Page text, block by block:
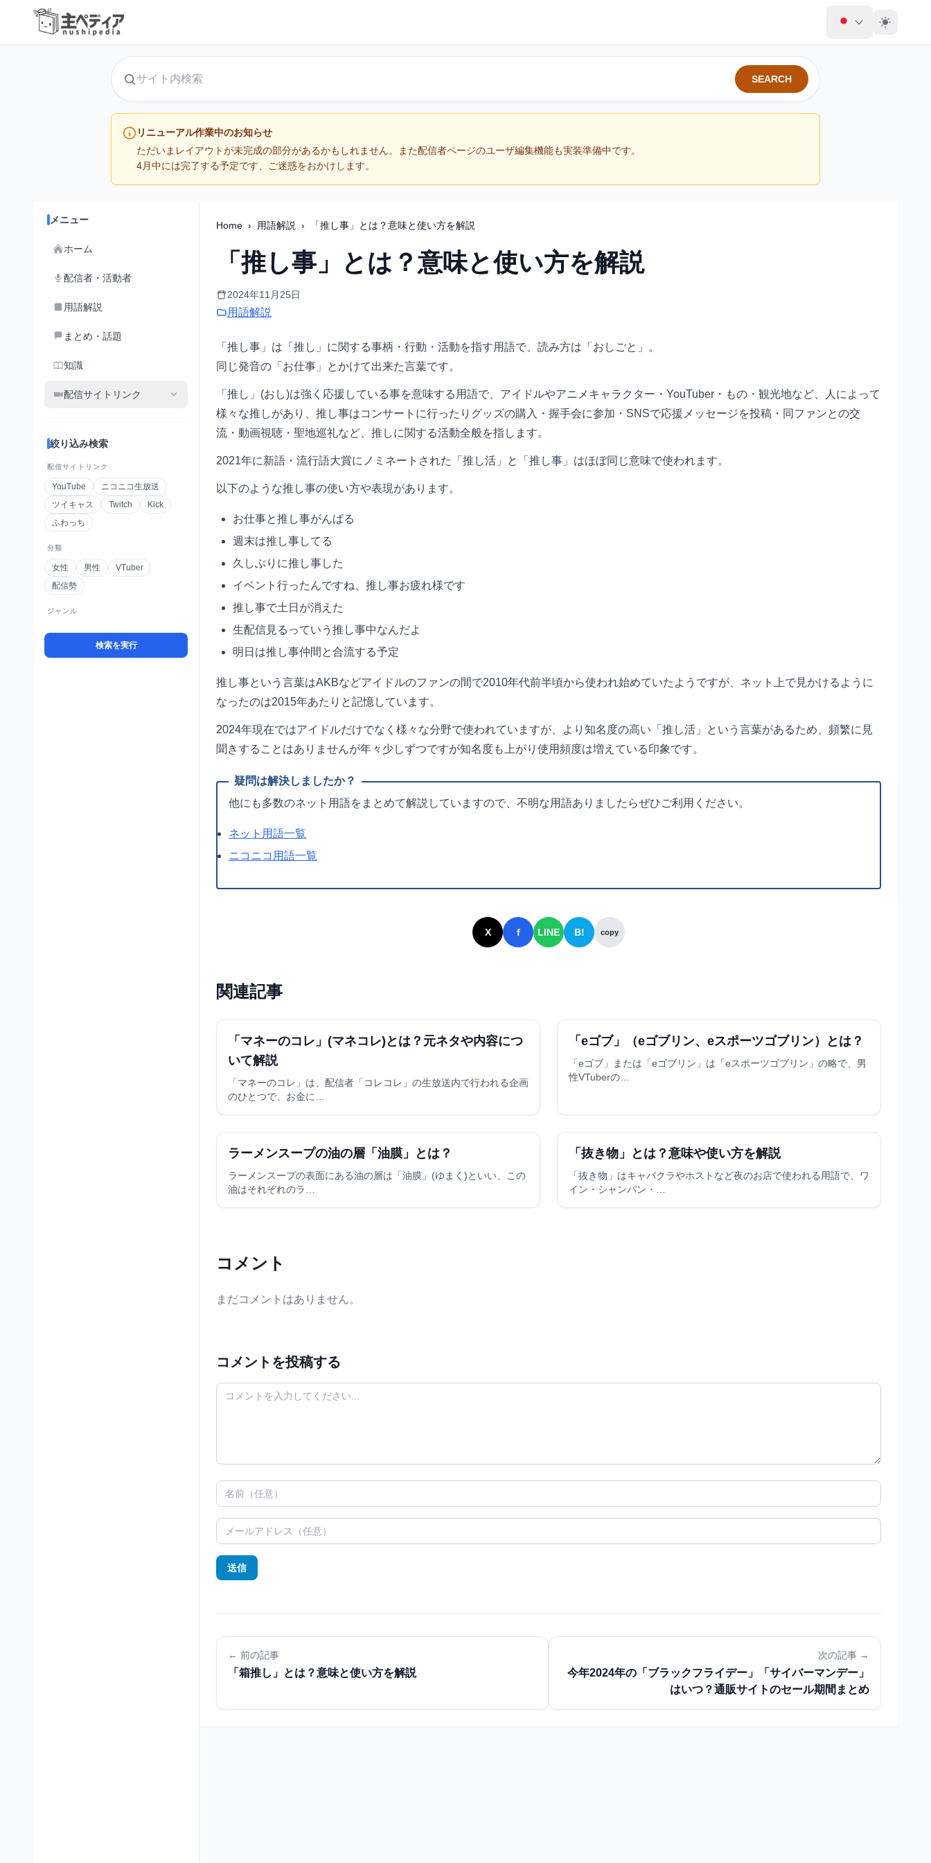
サイト内検索
SEARCH
リニューアル作業中のお知らせ
ただいまレイアウトが未完成の部分があるかもしれません。また配信者ページのユーザ編集機能も実装準備中です。
4月中には完了する予定です、ご迷惑をおかけします。
メニュー
ホーム
配信者・活動者
用語解説
まとめ・話題
知識
配信サイトリンク
絞り込み検索
配信サイトリンク
YouTube
ニコニコ生放送
ツイキャス
Twitch
Kick
ふわっち
分類
女性 男性
VTuber
配信勢
ジャンル
検索を実行
Home › 用語解説 › 「推し事」とは？意味と使い方を解説
「推し事」とは？意味と使い方を解説
2024年11月25日
用語解説
「推し事」は「推し」に関する事柄・行動・活動を指す用語で、読み方は「おしごと」。
同じ発音の「お仕事」とかけて出来た言葉です。
「推し」(おし)は強く応援している事を意味する用語で、アイドルやアニメキャラクター・YouTuber・もの・観光地など、人によって
様々な推しがあり、推し事はコンサートに行ったりグッズの購入・握手会に参加・SNSで応援メッセージを投稿・同ファンとの交
流・動画視聴・聖地巡礼など、推しに関する活動全般を指します。
2021年に新語・流行語大賞にノミネートされた「推し活」と「推し事」はほぼ同じ意味で使われます。
以下のような推し事の使い方や表現があります。
お仕事と推し事がんばる
週末は推し事してる
久しぶりに推し事した
イベント行ったんですね、推し事お疲れ様です
推し事で土日が消えた
生配信見るっていう推し事中なんだよ
明日は推し事仲間と合流する予定
推し事という言葉はAKBなどアイドルのファンの間で2010年代前半頃から使われ始めていたようですが、ネット上で見かけるように
なったのは2015年あたりと記憶しています。
2024年現在ではアイドルだけでなく様々な分野で使われていますが、より知名度の高い「推し活」という言葉があるため、頻繁に見
聞きすることはありませんが年々少しずつですが知名度も上がり使用頻度は増えている印象です。
他にも多数のネット用語をまとめて解説していますので、不明な用語ありましたらぜひご利用ください。
ネット用語一覧
ニコニコ用語一覧
X f LINE B! copy
関連記事
「マネーのコレ」(マネコレ)とは？元ネタや内容につ
いて解説
「マネーのコレ」は、配信者「コレコレ」の生放送内で行われる企画
のひとつで、お金に…
「eゴブ」（eゴブリン、eスポーツゴブリン）とは？
「eゴブ」または「eゴブリン」は「eスポーツゴブリン」の略で、男
性VTuberの…
ラーメンスープの油の層「油膜」とは？
ラーメンスープの表面にある油の層は「油膜」(ゆまく)といい、この
油はそれぞれのラ…
「抜き物」とは？意味や使い方を解説
「抜き物」はキャバクラやホストなど夜のお店で使われる用語で、ワ
イン・シャンパン・…
コメント
まだコメントはありません。
コメントを投稿する
送信
← 前の記事
「箱推し」とは？意味と使い方を解説
次の記事 →
今年2024年の「ブラックフライデー」「サイバーマンデー」
はいつ？通販サイトのセール期間まとめ